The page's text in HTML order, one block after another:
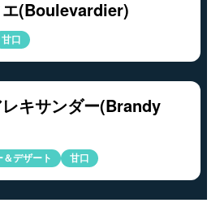
(Boulevardier)
甘口
キサンダー(Brandy
＆デザート 甘口